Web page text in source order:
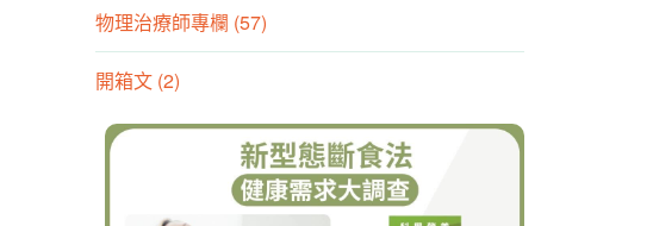
物理治療師專欄 (57)
開箱文 (2)